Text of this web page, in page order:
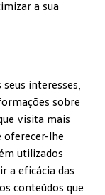
a sua
interesses,
sobre
visita mais
oferecer-lhe
utilizados
a eficácia das
conteúdos que
e Parque